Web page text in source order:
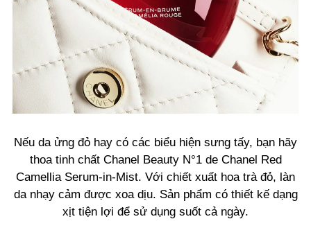
Nếu da ửng đỏ hay có các biểu hiện sưng tấy, bạn hãy
thoa tinh chất Chanel Beauty N°1 de Chanel Red
Camellia Serum-in-Mist. Với chiết xuất hoa trà đỏ, làn
da nhạy cảm được xoa dịu. Sản phẩm có thiết kế dạng
xịt tiện lợi để sử dụng suốt cả ngày.